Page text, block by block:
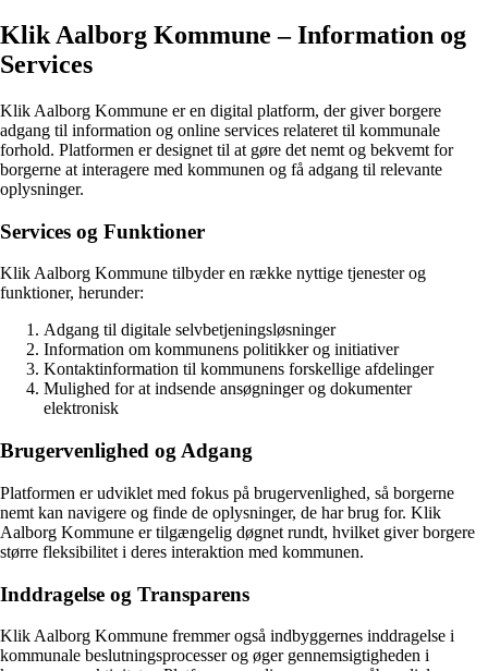
Klik Aalborg Kommune – Information og
Services
Klik Aalborg Kommune er en digital platform, der giver borgere
adgang til information og online services relateret til kommunale
forhold. Platformen er designet til at gøre det nemt og bekvemt for
borgerne at interagere med kommunen og få adgang til relevante
oplysninger.
Services og Funktioner
Klik Aalborg Kommune tilbyder en række nyttige tjenester og
funktioner, herunder:
Adgang til digitale selvbetjeningsløsninger
Information om kommunens politikker og initiativer
Kontaktinformation til kommunens forskellige afdelinger
Mulighed for at indsende ansøgninger og dokumenter
elektronisk
Brugervenlighed og Adgang
Platformen er udviklet med fokus på brugervenlighed, så borgerne
nemt kan navigere og finde de oplysninger, de har brug for. Klik
Aalborg Kommune er tilgængelig døgnet rundt, hvilket giver borgere
større fleksibilitet i deres interaktion med kommunen.
Inddragelse og Transparens
Klik Aalborg Kommune fremmer også indbyggernes inddragelse i
kommunale beslutningsprocesser og øger gennemsigtigheden i